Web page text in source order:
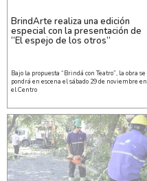
BrindArte realiza una edición
especial con la presentación de
“El espejo de los otros”
Bajo la propuesta “Brindá con Teatro”, la obra se
pondrá en escena el sábado 29 de noviembre en
el Centro